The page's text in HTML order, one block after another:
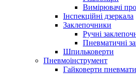
Вимірювачі
Інспекційні дзеркала
Заклепочники
Ручні
Пневматичні
Шпильковерти
Пневмоінструмент
Гайковерти